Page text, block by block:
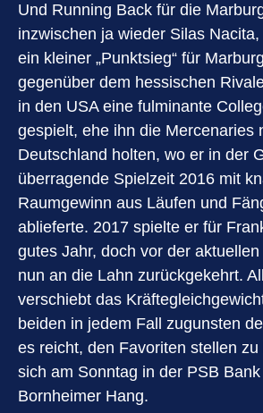
Und Running Back für die
inzwischen ja wieder Silas Nacita,
ein kleiner „Punktsieg“ für
gegenüber dem hessischen
in den USA eine fulminante
gespielt, ehe ihn die Mercenaries
Deutschland holten, wo er in der
überragende Spielzeit 2016 mit
Raumgewinn aus Läufen und
ablieferte. 2017 spielte er für
gutes Jahr, doch vor der
nun an die Lahn zurückgekehrt.
verschiebt das
beiden in jedem Fall zugunsten
es reicht, den Favoriten stellen
sich am Sonntag in der PSB
Bornheimer Hang.